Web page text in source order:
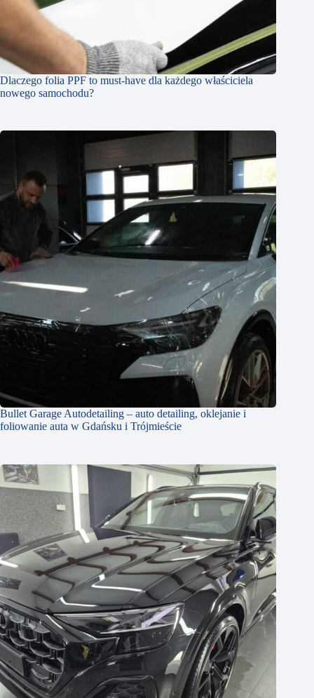
Dlaczego folia PPF to must-have dla każdego właściciela
nowego samochodu?
Bullet Garage Autodetailing – auto detailing, oklejanie i
foliowanie auta w Gdańsku i Trójmieście